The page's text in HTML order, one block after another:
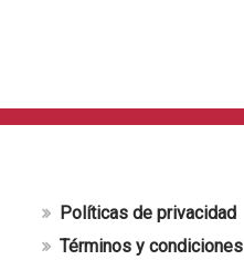
Políticas de privacidad
Términos y condiciones